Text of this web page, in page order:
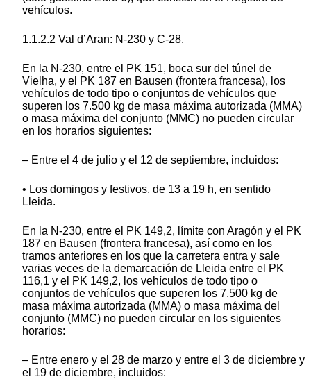
vehículos.
1.1.2.2 Val d’Aran: N-230 y C-28.
En la N-230, entre el PK 151, boca sur del túnel de
Vielha, y el PK 187 en Bausen (frontera francesa), los
vehículos de todo tipo o conjuntos de vehículos que
superen los 7.500 kg de masa máxima autorizada (MMA)
o masa máxima del conjunto (MMC) no pueden circular
en los horarios siguientes:
– Entre el 4 de julio y el 12 de septiembre, incluidos:
• Los domingos y festivos, de 13 a 19 h, en sentido
Lleida.
En la N-230, entre el PK 149,2, límite con Aragón y el PK
187 en Bausen (frontera francesa), así como en los
tramos anteriores en los que la carretera entra y sale
varias veces de la demarcación de Lleida entre el PK
116,1 y el PK 149,2, los vehículos de todo tipo o
conjuntos de vehículos que superen los 7.500 kg de
masa máxima autorizada (MMA) o masa máxima del
conjunto (MMC) no pueden circular en los siguientes
horarios:
– Entre enero y el 28 de marzo y entre el 3 de diciembre y
el 19 de diciembre, incluidos: